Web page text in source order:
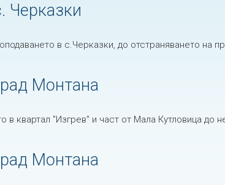
Черказки
в с.Черказки, до отстраняването на
Монтана
квартал "Изгрев" и част от Мала Кутловица до
Монтана